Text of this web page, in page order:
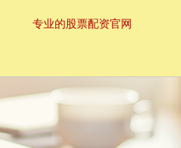
专业的股票配资官网